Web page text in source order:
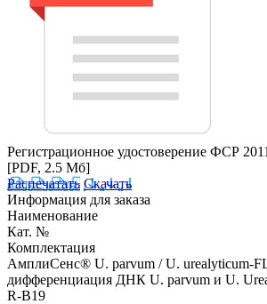
Регистрационное удостоверение ФСР
[PDF, 2.5 Мб]
Распечатать Скачать
Информация для заказа
Наименование
Кат. №
Комплектация
АмплиСенс® U. parvum / U. urealyticum-
дифференциация ДНК U. parvum и U.
R-B19